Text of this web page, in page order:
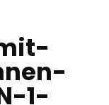
1-